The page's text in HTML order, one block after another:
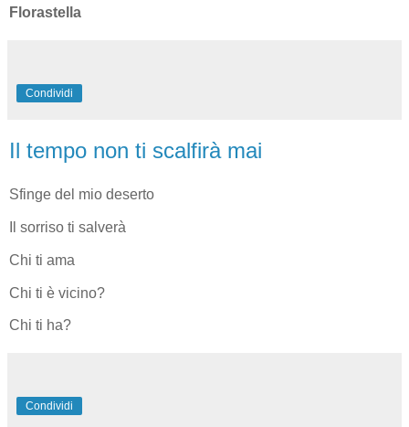
Florastella
Condividi
Il tempo non ti scalfirà mai
Sfinge del mio deserto
Il sorriso ti salverà
Chi ti ama
Chi ti è vicino?
Chi ti ha?
Condividi